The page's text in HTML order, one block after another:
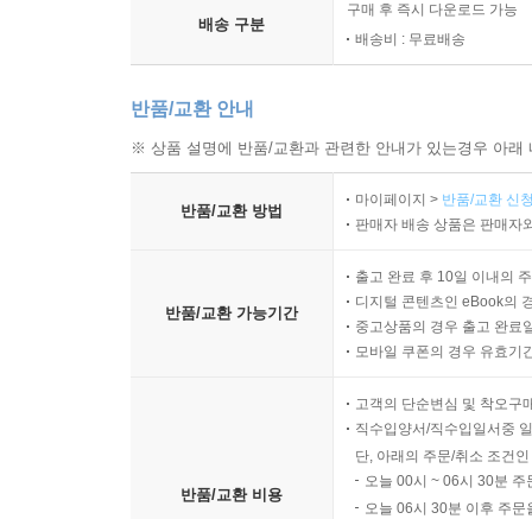
배송 구분
구매 후 즉시 다운로드 가능
배송비 : 무료배송
반품/교환 안내
※ 상품 설명에 반품/교환과 관련한 안내가 있는경우 아
반품/교환 방법
마이페이지 > 반품/교환 신
판매자 배송 상품은 판매자
반품/교환 가능기간
출고 완료 후 10일 이내의
디지털 콘텐츠인 eBook의
중고상품의 경우 출고 완료
모바일 쿠폰의 경우 유효기
반품/교환 비용
고객의 단순변심 및 착오구
직수입양서/직수입일서중
단, 아래의 주문/취소 조건
오늘 00시 ~ 06시 30분
오늘 06시 30분 이후 주